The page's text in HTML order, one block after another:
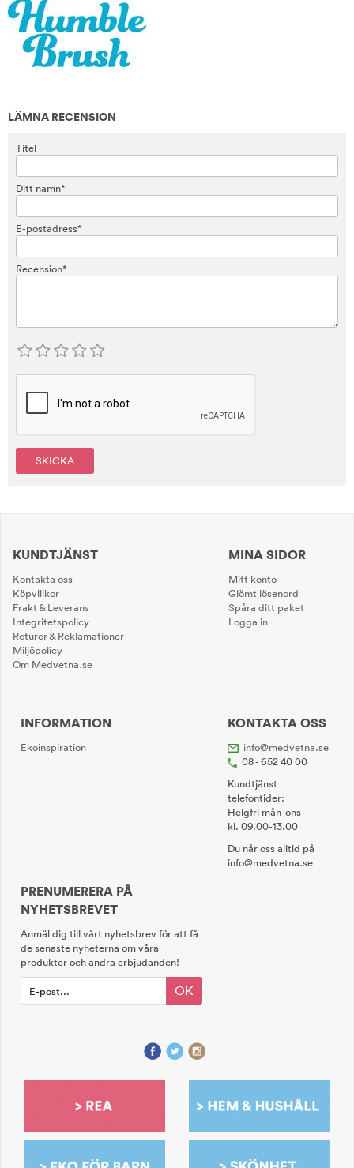
LÄMNA RECENSION
Titel
Ditt namn*
E-postadress*
Recension*
SKICKA
KUNDTJÄNST
Kontakta oss
Köpvillkor
Frakt & Leverans
Integritetspolicy
Returer & Reklamationer
Miljöpolicy
Om Medvetna.se
MINA SIDOR
Mitt konto
Glömt lösenord
Spåra ditt paket
Logga in
INFORMATION
Ekoinspiration
KONTAKTA OSS
info@medvetna.se
08 - 652 40 00
Kundtjänst
telefontider:
Helgfri mån-ons
kl. 09.00-13.00
Du når oss alltid på
info@medvetna.se
PRENUMERERA PÅ
NYHETSBREVET
Anmäl dig till vårt nyhetsbrev för att få
de senaste nyheterna om våra
produkter och andra erbjudanden!
OK